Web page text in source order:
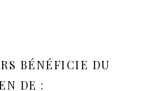
BÉNÉFICIE DU
DE :